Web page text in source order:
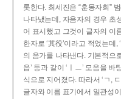
롯한다. 최세진은 “훈몽자회”
나타냈는데, 자음자의 경우 초
어 표시했고 그것이 글자의 이
한자로 ‘其役’이라고 적었는데,
의 음가를 나타낸다. 기본적으
읍’ 등과 같이 ‘ㅣㅡ’ 모음을
식으로 지어졌다. 따라서 ‘ㄱ,
글자와 이름 표기에서 일관성